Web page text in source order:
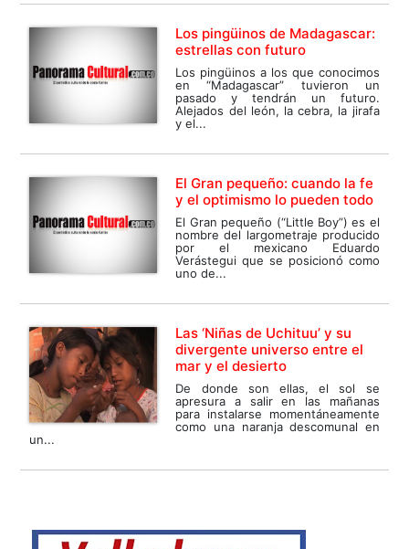
Los pingüinos de Madagascar:
estrellas con futuro
Los pingüinos a los que conocimos
en “Madagascar” tuvieron un
pasado y tendrán un futuro.
Alejados del león, la cebra, la jirafa
y el...
El Gran pequeño: cuando la fe
y el optimismo lo pueden todo
El Gran pequeño (“Little Boy”) es el
nombre del largometraje producido
por el mexicano Eduardo
Verástegui que se posicionó como
uno de...
Las ‘Niñas de Uchituu’ y su
divergente universo entre el
mar y el desierto
De donde son ellas, el sol se
apresura a salir en las mañanas
para instalarse momentáneamente
como una naranja descomunal en
un...